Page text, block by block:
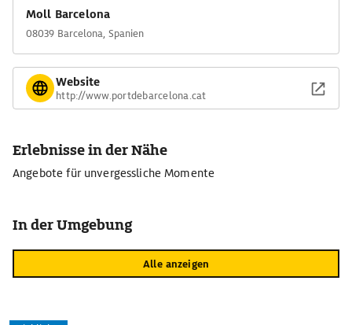
Moll Barcelona
08039 Barcelona, Spanien
Website
http://www.portdebarcelona.cat
Erlebnisse in der Nähe
Angebote für unvergessliche Momente
In der Umgebung
Alle anzeigen